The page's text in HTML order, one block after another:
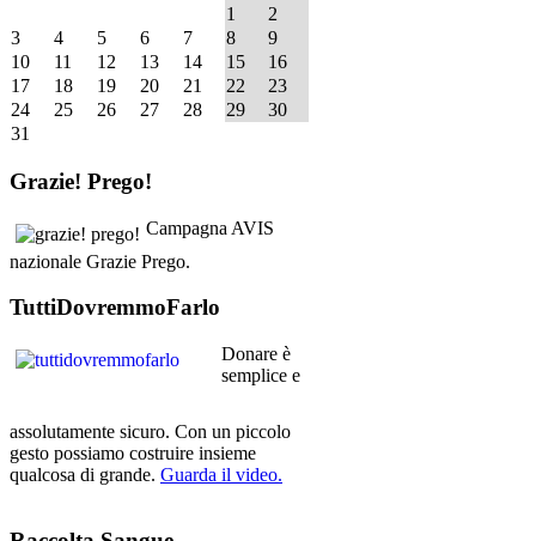
1
2
3
4 5 6 7 8
9
10
11 12 13 14 15
16
17
18 19 20 21 22
23
24
25 26 27 28 29
30
31
Grazie! Prego!
Campagna AVIS
nazionale Grazie Prego.
TuttiDovremmoFarlo
Donare è
semplice e
assolutamente sicuro. Con un piccolo
gesto possiamo costruire insieme
qualcosa di grande. Guarda il video.